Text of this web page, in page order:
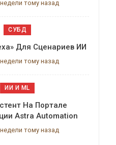
тому назад
СУБД
Для Сценариев ИИ
тому назад
ИИ И ML
На Портале
Astra Automation
тому назад